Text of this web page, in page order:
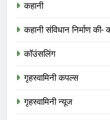
कहानी
कहानी संविधान निर्माण की-
कॉउंसलिंग
गृहस्वामिनी कपल्स
गृहस्वामिनी न्यूज